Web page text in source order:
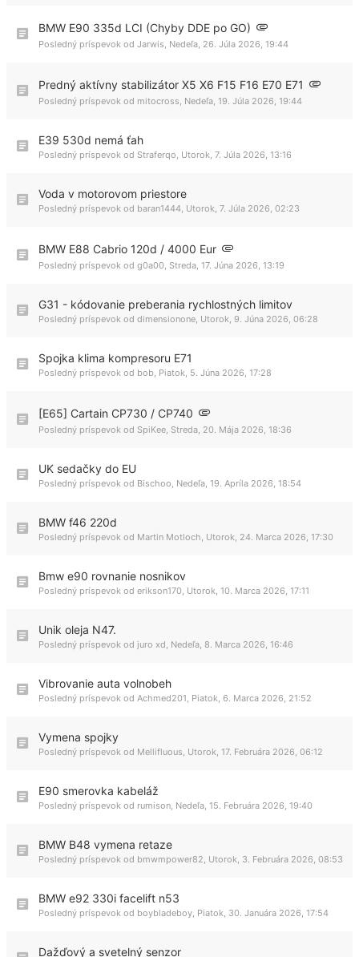
BMW E90 335d LCI (Chyby DDE po GO)
Posledný príspevok od Jarwis, Nedeľa, 26. Júla 2026, 19:44
Predný aktívny stabilizátor X5 X6 F15 F16 E70 E71
Posledný príspevok od mitocross, Nedeľa, 19. Júla 2026, 19:44
E39 530d nemá ťah
Posledný príspevok od Straferqo, Utorok, 7. Júla 2026, 13:16
Voda v motorovom priestore
Posledný príspevok od baran1444, Utorok, 7. Júla 2026, 02:23
BMW E88 Cabrio 120d / 4000 Eur
Posledný príspevok od g0a00, Streda, 17. Júna 2026, 13:19
G31 - kódovanie preberania rychlostných limitov
Posledný príspevok od dimensionone, Utorok, 9. Júna 2026, 06:28
Spojka klima kompresoru E71
Posledný príspevok od bob, Piatok, 5. Júna 2026, 17:28
[E65] Cartain CP730 / CP740
Posledný príspevok od SpiKee, Streda, 20. Mája 2026, 18:36
UK sedačky do EU
Posledný príspevok od Bischoo, Nedeľa, 19. Apríla 2026, 18:54
BMW f46 220d
Posledný príspevok od Martin Motloch, Utorok, 24. Marca 2026, 17:30
Bmw e90 rovnanie nosnikov
Posledný príspevok od erikson170, Utorok, 10. Marca 2026, 17:11
Unik oleja N47.
Posledný príspevok od juro xd, Nedeľa, 8. Marca 2026, 16:46
Vibrovanie auta volnobeh
Posledný príspevok od Achmed201, Piatok, 6. Marca 2026, 21:52
Vymena spojky
Posledný príspevok od Mellifluous, Utorok, 17. Februára 2026, 06:12
E90 smerovka kabeláž
Posledný príspevok od rumison, Nedeľa, 15. Februára 2026, 19:40
BMW B48 vymena retaze
Posledný príspevok od bmwmpower82, Utorok, 3. Februára 2026, 08:53
BMW e92 330i facelift n53
Posledný príspevok od boybladeboy, Piatok, 30. Januára 2026, 17:54
Dažďový a svetelný senzor